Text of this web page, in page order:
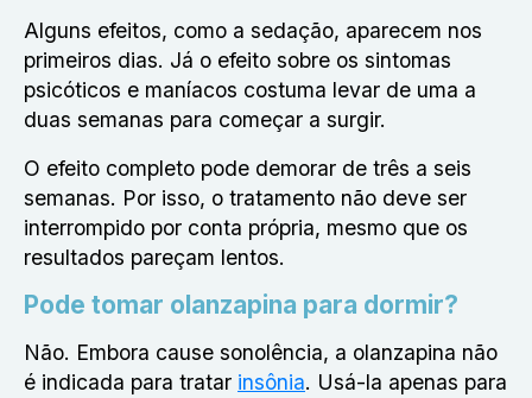
Alguns efeitos, como a sedação, aparecem nos
primeiros dias. Já o efeito sobre os sintomas
psicóticos e maníacos costuma levar de uma a
duas semanas para começar a surgir.
O efeito completo pode demorar de três a seis
semanas. Por isso, o tratamento não deve ser
interrompido por conta própria, mesmo que os
resultados pareçam lentos.
Pode tomar olanzapina para dormir?
Não. Embora cause sonolência, a olanzapina não
é indicada para tratar insônia. Usá-la apenas para